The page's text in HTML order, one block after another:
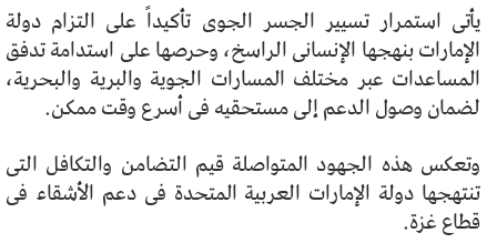
يأتى استمرار تسيير الجسر الجوى تأكيداً على التزام دولة
الإمارات بنهجها الإنسانى الراسخ، وحرصها على استدامة تدفق
المساعدات عبر مختلف المسارات الجوية والبرية والبحرية،
لضمان وصول الدعم إلى مستحقيه فى أسرع وقت ممكن.
وتعكس هذه الجهود المتواصلة قيم التضامن والتكافل التى
تنتهجها دولة الإمارات العربية المتحدة فى دعم الأشقاء فى
قطاع غزة.